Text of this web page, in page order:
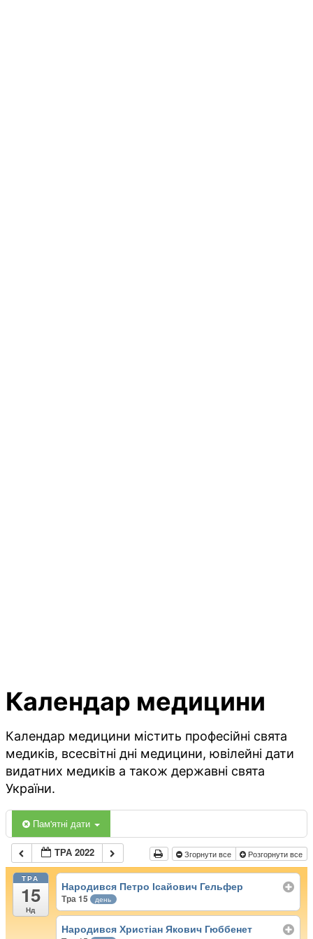
Календар медицини
Календар медицини містить професійні свята
медиків, всесвітні дні медицини, ювілейні дати
видатних медиків а також державні свята
України.
Пам'ятні дати
ТРА 2022 Згорнути все Розгорнути все
ТРА
15
Нд
Народився Петро Ісайович Гельфер
Тра 15 день
Народився Христіан Якович Гюббенет